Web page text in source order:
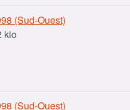
(Sud-Ouest)
kio
(Sud-Ouest)